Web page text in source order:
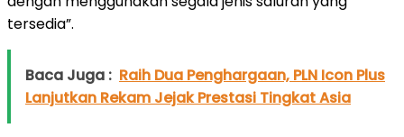
tersedia”.
Baca Juga : Raih Dua Penghargaan, PLN Icon Plus
Lanjutkan Rekam Jejak Prestasi Tingkat Asia